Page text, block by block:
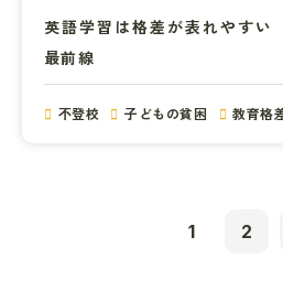
英語学習は格差が表れやす
最前線
不登校 子どもの貧困 教育格
1 2